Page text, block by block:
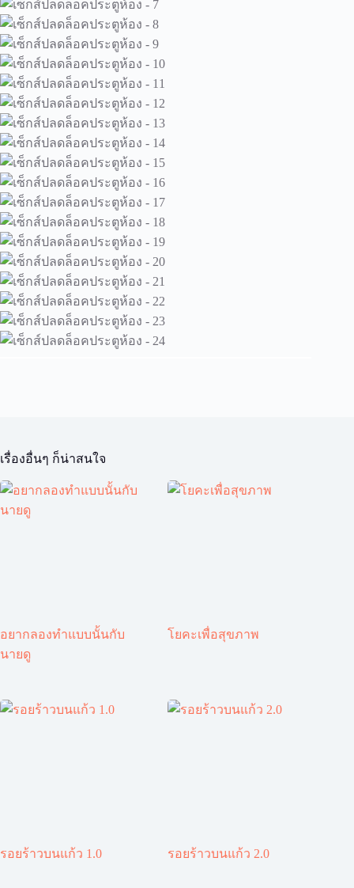
เรื่องอื่นๆ ก็น่าสนใจ
อยากลองทำแบบนั้นกับ
นายดู
โยคะเพื่อสุขภาพ
รอยร้าวบนแก้ว 1.0 รอยร้าวบนแก้ว 2.0